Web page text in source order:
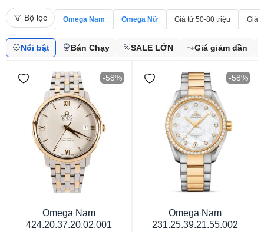
Bộ lọc Omega Nam Omega Nữ Giá từ 50-80 triệu Giá
Nổi bật Bán Chạy SALE LỚN Giá giảm dần
-58%
Omega Nam
424.20.37.20.02.001
-58%
Omega Nam
231.25.39.21.55.002